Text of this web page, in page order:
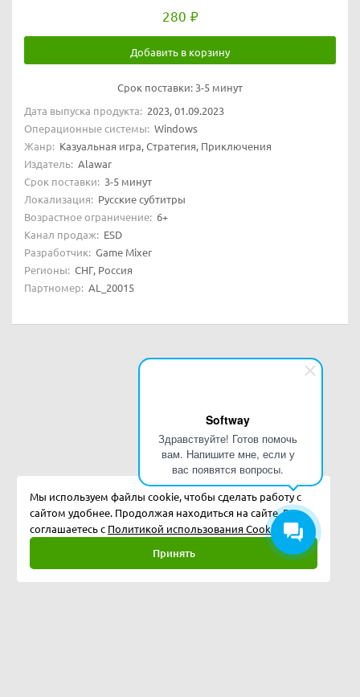
Softway
Здравствуйте! Готов помочь
вам. Напишите мне, если у
вас появятся вопросы.
280
Добавить в корзину
Срок поставки: 3-5 минут
Дата выпуска продукта: 2023, 01.09.2023
Операционные системы: Windows
Жанр: Казуальная игра, Стратегия, Приключения
Издатель: Alawar
Срок поставки: 3-5 минут
Локализация: Русские субтитры
Возрастное ограничение: 6+
Канал продаж: ESD
Разработчик: Game Mixer
Регионы: СНГ, Россия
Партномер: AL_20015
Мы используем файлы cookie, чтобы сделать работу с
сайтом удобнее. Продолжая находиться на сайте, Вы
соглашаетесь с Политикой использования Cookies.
Принять